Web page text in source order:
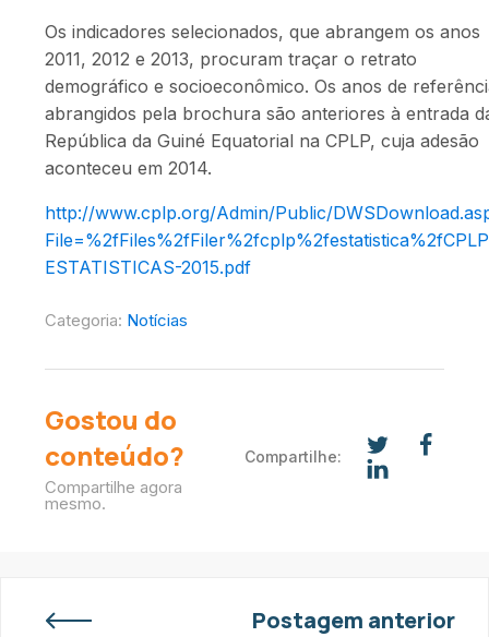
Os indicadores selecionados, que abrangem os anos
2011, 2012 e 2013, procuram traçar o retrato
demográfico e socioeconômico. Os anos de
abrangidos pela brochura são anteriores à entrada
República da Guiné Equatorial na CPLP, cuja adesão
aconteceu em 2014.
http://www.cplp.org/Admin/Public/
ESTATISTICAS-2015.pdf
Categoria: Notícias
Gostou do
conteúdo?
Compartilhe agora
mesmo.
Compartilhe:
Postagem anterior